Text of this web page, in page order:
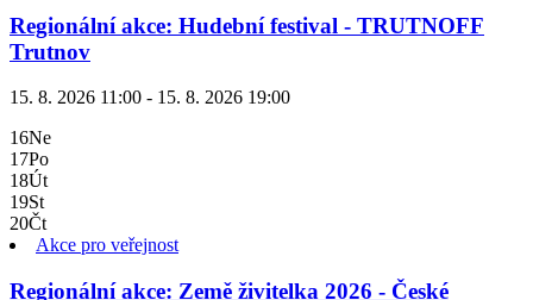
Regionální akce: Hudební festival - TRUTNOFF
Trutnov
15. 8. 2026 11:00 - 15. 8. 2026 19:00
16Ne
17Po
18Út
19St
20Čt
Akce pro veřejnost
Regionální akce: Země živitelka 2026 - České